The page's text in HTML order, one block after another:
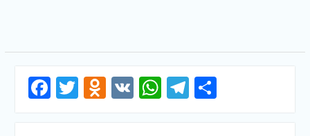
Facebook
Twitter
Odnoklassniki
VK WhatsApp
Telegram